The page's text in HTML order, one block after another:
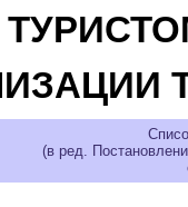
(в ред.